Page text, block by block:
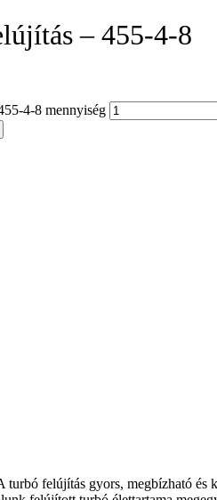
– 455-4-8
4-8 mennyiség
felújítás gyors, megbízható és